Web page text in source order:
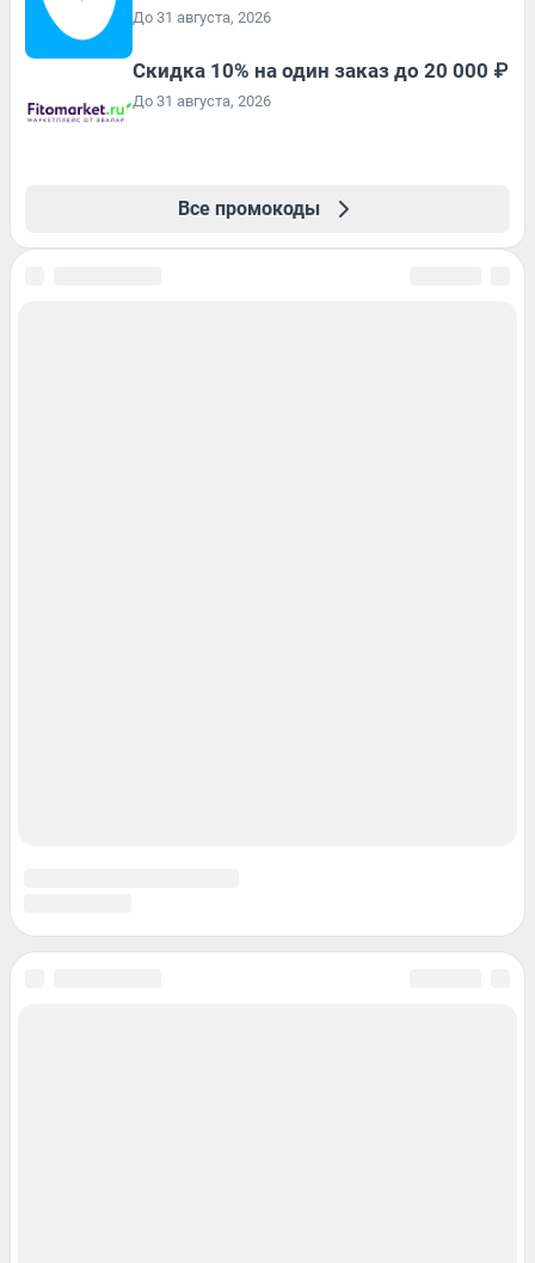
До 31 августа, 2026
Скидка 10% на один заказ до 20 000 ₽
До 31 августа, 2026
Все промокоды